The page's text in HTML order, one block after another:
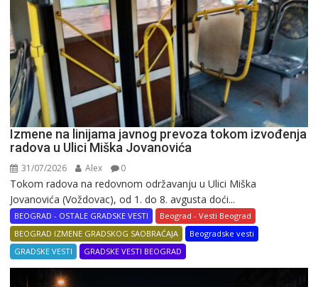
Izmene na linijama javnog prevoza tokom izvođenja
radova u Ulici Miška Jovanovića
31/07/2026 Alex 0
Tokom radova na redovnom održavanju u Ulici Miška
Jovanovića (Voždovac), od 1. do 8. avgusta doći...
BEOGRAD - OSTALE GRADSKE VESTI
Beograd - Vesti Beograd
BEOGRAD IZMENE GRADSKOG SAOBRAĆAJA
Beogradske vesti
GRADSKE VESTI
GRADSKE VESTI BEOGRAD